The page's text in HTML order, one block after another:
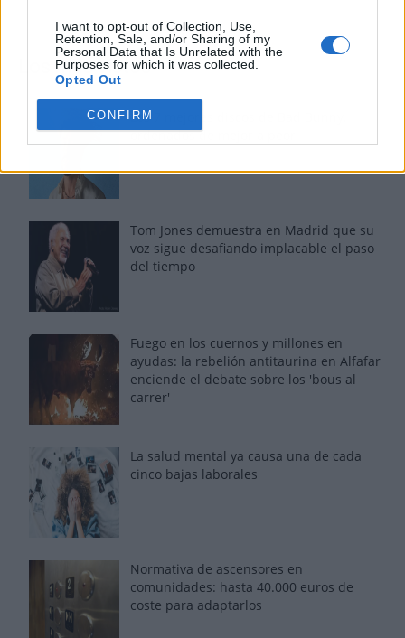
I want to opt-out of Collection, Use,
Retention, Sale, and/or Sharing of my
Personal Data that Is Unrelated with the
Purposes for which it was collected.
Opted Out
CONFIRM
Los más vistos
Los 7 mejores discos de Bad Bunny,
ordenados de mejor a peor
Tom Jones demuestra en Madrid que su
voz sigue desafiando implacable el paso
del tiempo
Fuego en los cuernos y millones en
ayudas: la rebelión antitaurina en Alfafar
enciende el debate sobre los 'bous al
carrer'
La salud mental ya causa una de cada
cinco bajas laborales
Normativa de ascensores en
comunidades: hasta 40.000 euros de
coste para adaptarlos